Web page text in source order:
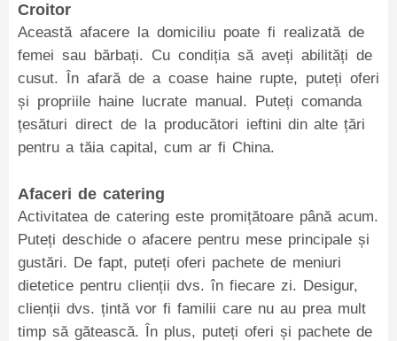
Croitor
Această afacere la domiciliu poate fi realizată de
femei sau bărbați. Cu condiția să aveți abilități de
cusut. În afară de a coase haine rupte, puteți oferi
și propriile haine lucrate manual. Puteți comanda
țesături direct de la producători ieftini din alte țări
pentru a tăia capital, cum ar fi China.
Afaceri de catering
Activitatea de catering este promițătoare până acum.
Puteți deschide o afacere pentru mese principale și
gustări. De fapt, puteți oferi pachete de meniuri
dietetice pentru clienții dvs. în fiecare zi. Desigur,
clienții dvs. țintă vor fi familii care nu au prea mult
timp să gătească. În plus, puteți oferi și pachete de